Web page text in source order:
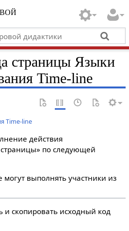
страницы Языки
Time-line
Time-line
действия
по следующей
выполнять участники из
и скопировать исходный код